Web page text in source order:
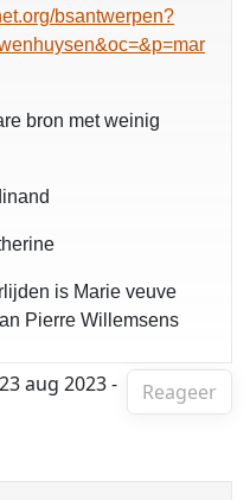
bsantwerpen?
bron met weinig
is Marie veuve
Pierre Willemsens
Reageer
aug 2023 -